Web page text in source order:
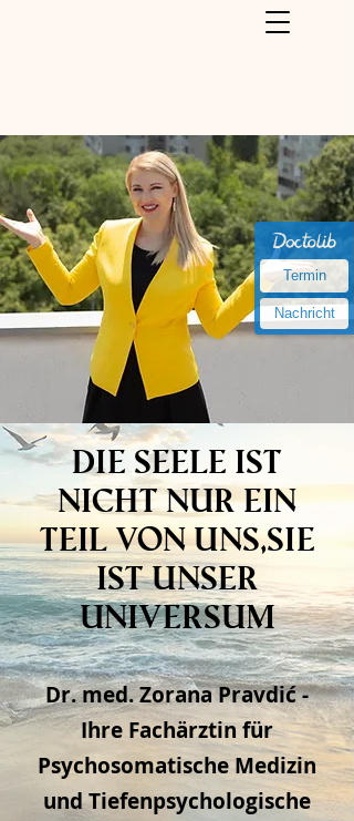
Termin
Nachricht
Die Seele ist
nicht nur ein
Teil von uns,sie
ist unser
Universum
Dr. med. Zorana Pravdić -
Ihre Fachärztin für
Psychosomatische Medizin
und Tiefenpsychologische